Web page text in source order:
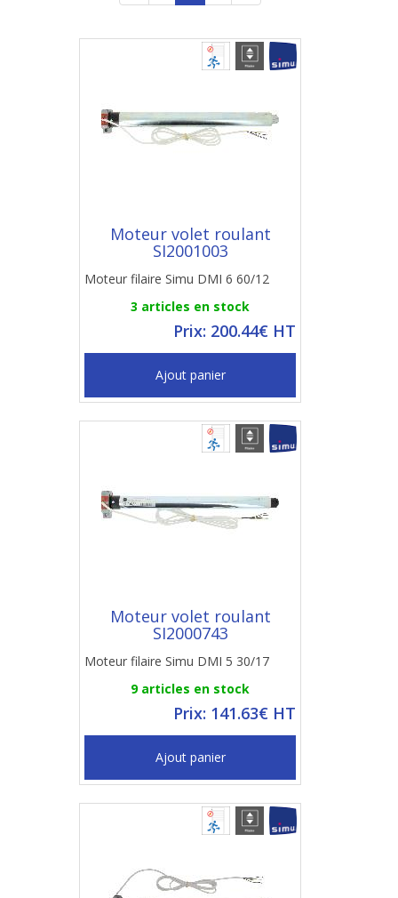
Moteur volet roulant
SI2001003
Moteur filaire Simu DMI 6 60/12
3 articles en stock
Prix: 200.44€ HT
Ajout panier
Moteur volet roulant
SI2000743
Moteur filaire Simu DMI 5 30/17
9 articles en stock
Prix: 141.63€ HT
Ajout panier